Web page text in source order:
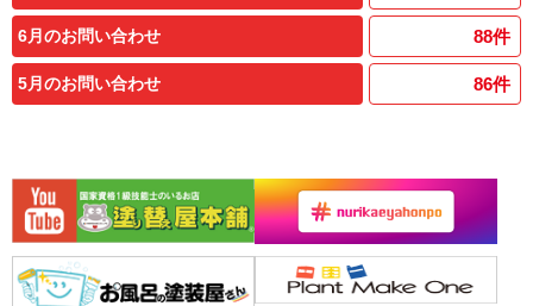
6月のお問い合わせ 88件
5月のお問い合わせ 86件